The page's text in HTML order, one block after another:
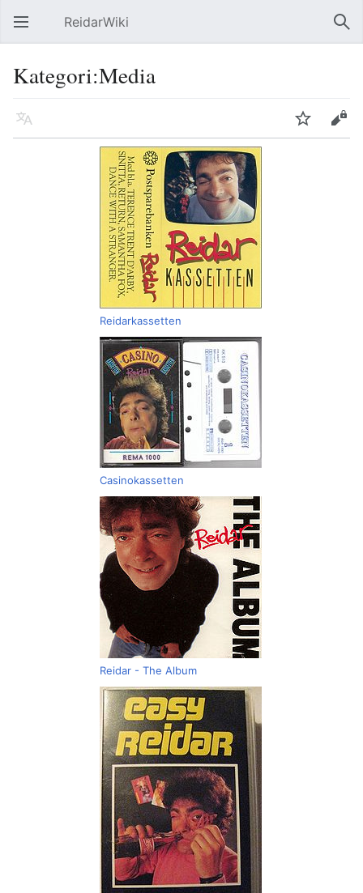
Åpne hovedmenyen ReidarWiki Søk
Kategori:Media
Språk Overvåk Rediger
Reidarkassetten
Casinokassetten
Reidar - The Album